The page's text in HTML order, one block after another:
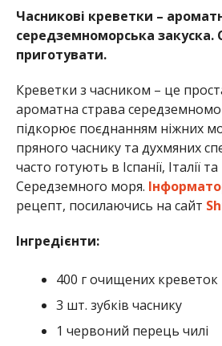
Часникові креветки –
середземноморська закуска.
приготувати.
Креветки з часником – це
ароматна страва
підкорює поєднанням ніжних
пряного часнику та духмяних
часто готують в Іспанії, Італії
Середземного моря.
рецепт, посилаючись на сайт
Інгредієнти:
400 г очищених креветок
3 шт. зубків часнику
1 червоний перець чилі